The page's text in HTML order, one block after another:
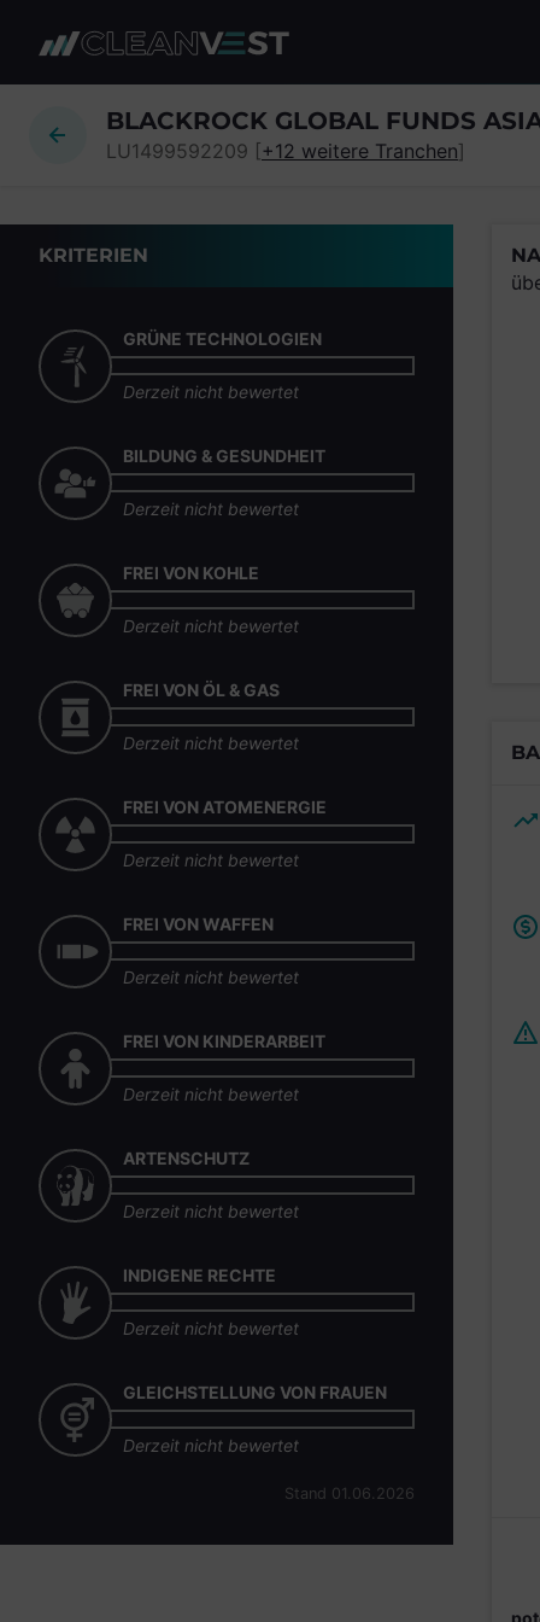
BLACKROCK GLOBAL FUNDS
LU1499592209 [+12 weitere Tranchen]
KRITERIEN
GRÜNE TECHNOLOGIEN
Derzeit nicht bewertet
BILDUNG & GESUNDHEIT
Derzeit nicht bewertet
FREI VON KOHLE
Derzeit nicht bewertet
FREI VON ÖL & GAS
Derzeit nicht bewertet
FREI VON ATOMENERGIE
Derzeit nicht bewertet
FREI VON WAFFEN
Derzeit nicht bewertet
FREI VON KINDERARBEIT
Derzeit nicht bewertet
ARTENSCHUTZ
Derzeit nicht bewertet
INDIGENE RECHTE
Derzeit nicht bewertet
GLEICHSTELLUNG VON FRAUEN
Derzeit nicht bewertet
Stand 01.06.2026